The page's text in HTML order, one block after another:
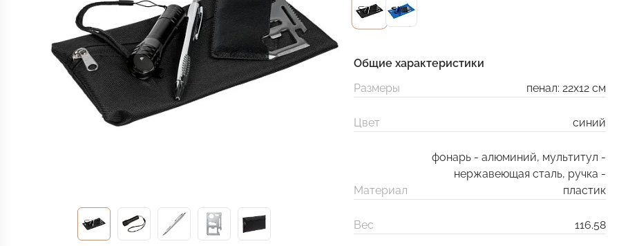
Общие характеристики
Размеры
пенал: 22х12 см
Цвет синий
Материал
фонарь - алюминий, мультитул -
нержавеющая сталь, ручка -
пластик
Вес 116.58